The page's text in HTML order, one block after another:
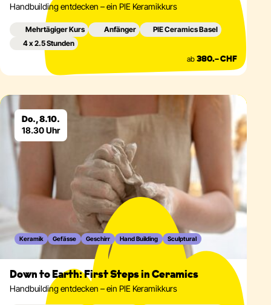
Handbuilding entdecken – ein PIE Keramikkurs
Mehrtägiger Kurs Anfänger
PIE Ceramics Basel
4 x 2.5 Stunden
ab 380.– CHF
Do., 8.10.
18.30 Uhr
Keramik Gefässe Geschirr Hand Building Sculptural
Down to Earth: First Steps in Ceramics
Handbuilding entdecken – ein PIE Keramikkurs